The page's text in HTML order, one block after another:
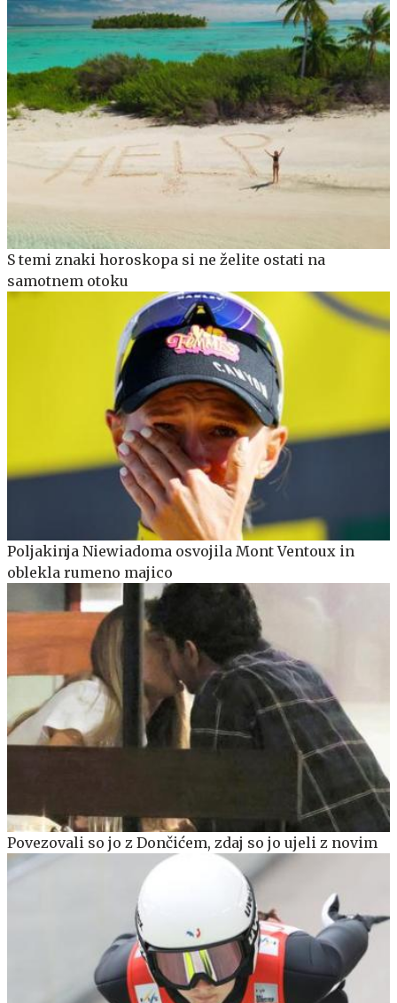
S temi znaki horoskopa si ne želite ostati na
samotnem otoku
Poljakinja Niewiadoma osvojila Mont Ventoux in
oblekla rumeno majico
Povezovali so jo z Dončićem, zdaj so jo ujeli z novim